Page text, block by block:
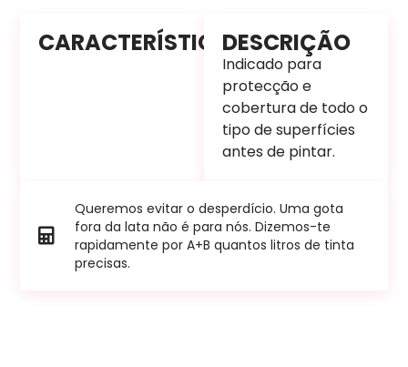
CARACTERÍSTICASDESCRIÇÃO
Indicado para
protecção e
cobertura de todo o
tipo de superfícies
antes de pintar.
Queremos evitar o desperdício. Uma gota
fora da lata não é para nós. Dizemos-te
rapidamente por A+B quantos litros de tinta
precisas.